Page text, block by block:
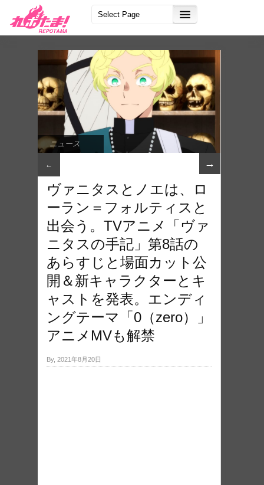
ニュース
← →
ヴァニタスとノエは、ロ
ーラン＝フォルティスと
出会う。TVアニメ「ヴァ
ニタスの手記」第8話の
あらすじと場面カット公
開＆新キャラクターとキ
ャストを発表。エンディ
ングテーマ「0（zero）」
アニメMVも解禁
By, 2021年8月20日